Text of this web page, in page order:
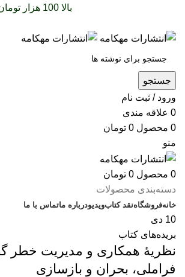
بالا 100 هزار تومان
جستجو
ورود / ثبت نام
0 علاقه مندی
0 محصول 0 تومان
منو
0 محصول 0 تومان
دسته‌بندی محصولات
خانهفروشگاهنقد کتابویدیودرباره‌ ماتماس با ما
10 دی
بریده‌های کتاب
نظریۀ همکاری و مدیریت خطر
فراملی، بحران و بازسازی